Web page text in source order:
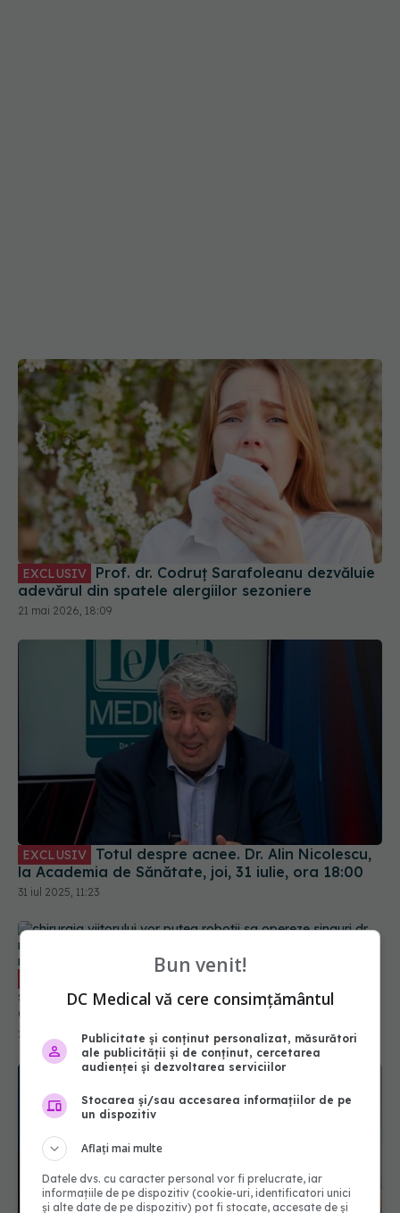
EXCLUSIV
adevărul din spatele alergiilor sezoniere
21 mai 2026, 18:09
EXCLUSIV
la Academia de Sănătate, joi, 31 iulie, ora 18:00
31 iul 2025, 11:23
să opereze singuri. Dr. Mugurel Bosînceanu:
Chirurgul își asumă întreaga responsabilitate
24 mai 2025, 11:00
Bun venit!
DC Medical vă cere consimțământul
Publicitate și conținut personalizat, măsurători
ale publicității și de conținut, cercetarea
audienței și dezvoltarea serviciilor
Stocarea și/sau accesarea informațiilor de pe
un dispozitiv
Aflați mai multe
Datele dvs. cu caracter personal vor fi prelucrate, iar
informațiile de pe dispozitiv (cookie-uri, identificatori unici
și alte date de pe dispozitiv) pot fi stocate, accesate de și